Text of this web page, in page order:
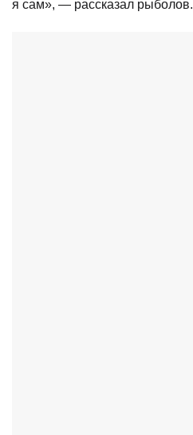
я сам», — рассказал рыболов.